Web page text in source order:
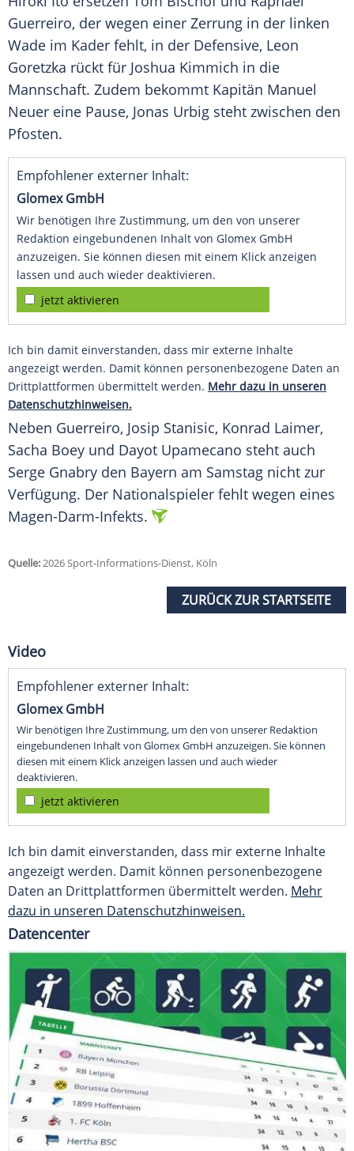
Guerreiro, der wegen einer Zerrung in der linken
Wade im Kader fehlt, in der Defensive, Leon
Goretzka rückt für Joshua Kimmich in die
Mannschaft. Zudem bekommt Kapitän Manuel
Neuer eine Pause, Jonas Urbig steht zwischen den
Pfosten.
Empfohlener externer Inhalt:
Glomex GmbH
Wir benötigen Ihre Zustimmung, um den von unserer
Redaktion eingebundenen Inhalt von Glomex GmbH
anzuzeigen. Sie können diesen mit einem Klick anzeigen
lassen und auch wieder deaktivieren.
jetzt aktivieren
Ich bin damit einverstanden, dass mir externe Inhalte
angezeigt werden. Damit können personenbezogene Daten an
Drittplattformen übermittelt werden. Mehr dazu in unseren
Datenschutzhinweisen.
Neben Guerreiro, Josip Stanisic, Konrad Laimer,
Sacha Boey und Dayot Upamecano steht auch
Serge Gnabry den Bayern am Samstag nicht zur
Verfügung. Der Nationalspieler fehlt wegen eines
Magen-Darm-Infekts.
Quelle:2026 Sport-Informations-Dienst, Köln
ZURÜCK ZUR STARTSEITE
Video
Empfohlener externer Inhalt:
Glomex GmbH
Wir benötigen Ihre Zustimmung, um den von unserer Redaktion
eingebundenen Inhalt von Glomex GmbH anzuzeigen. Sie können
diesen mit einem Klick anzeigen lassen und auch wieder
deaktivieren.
jetzt aktivieren
Ich bin damit einverstanden, dass mir externe Inhalte
angezeigt werden. Damit können personenbezogene
Daten an Drittplattformen übermittelt werden. Mehr
dazu in unseren Datenschutzhinweisen.
Datencenter